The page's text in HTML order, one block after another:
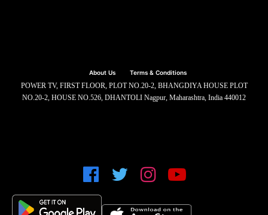
About Us Terms & Conditions
POWER TV, FIRST FLOOR, PLOT NO.20-2, BHANGDIYA HOUSE PLOT
NO.20-2, HOUSE NO.526, DHANTOLI Nagpur, Maharashtra, India 440012